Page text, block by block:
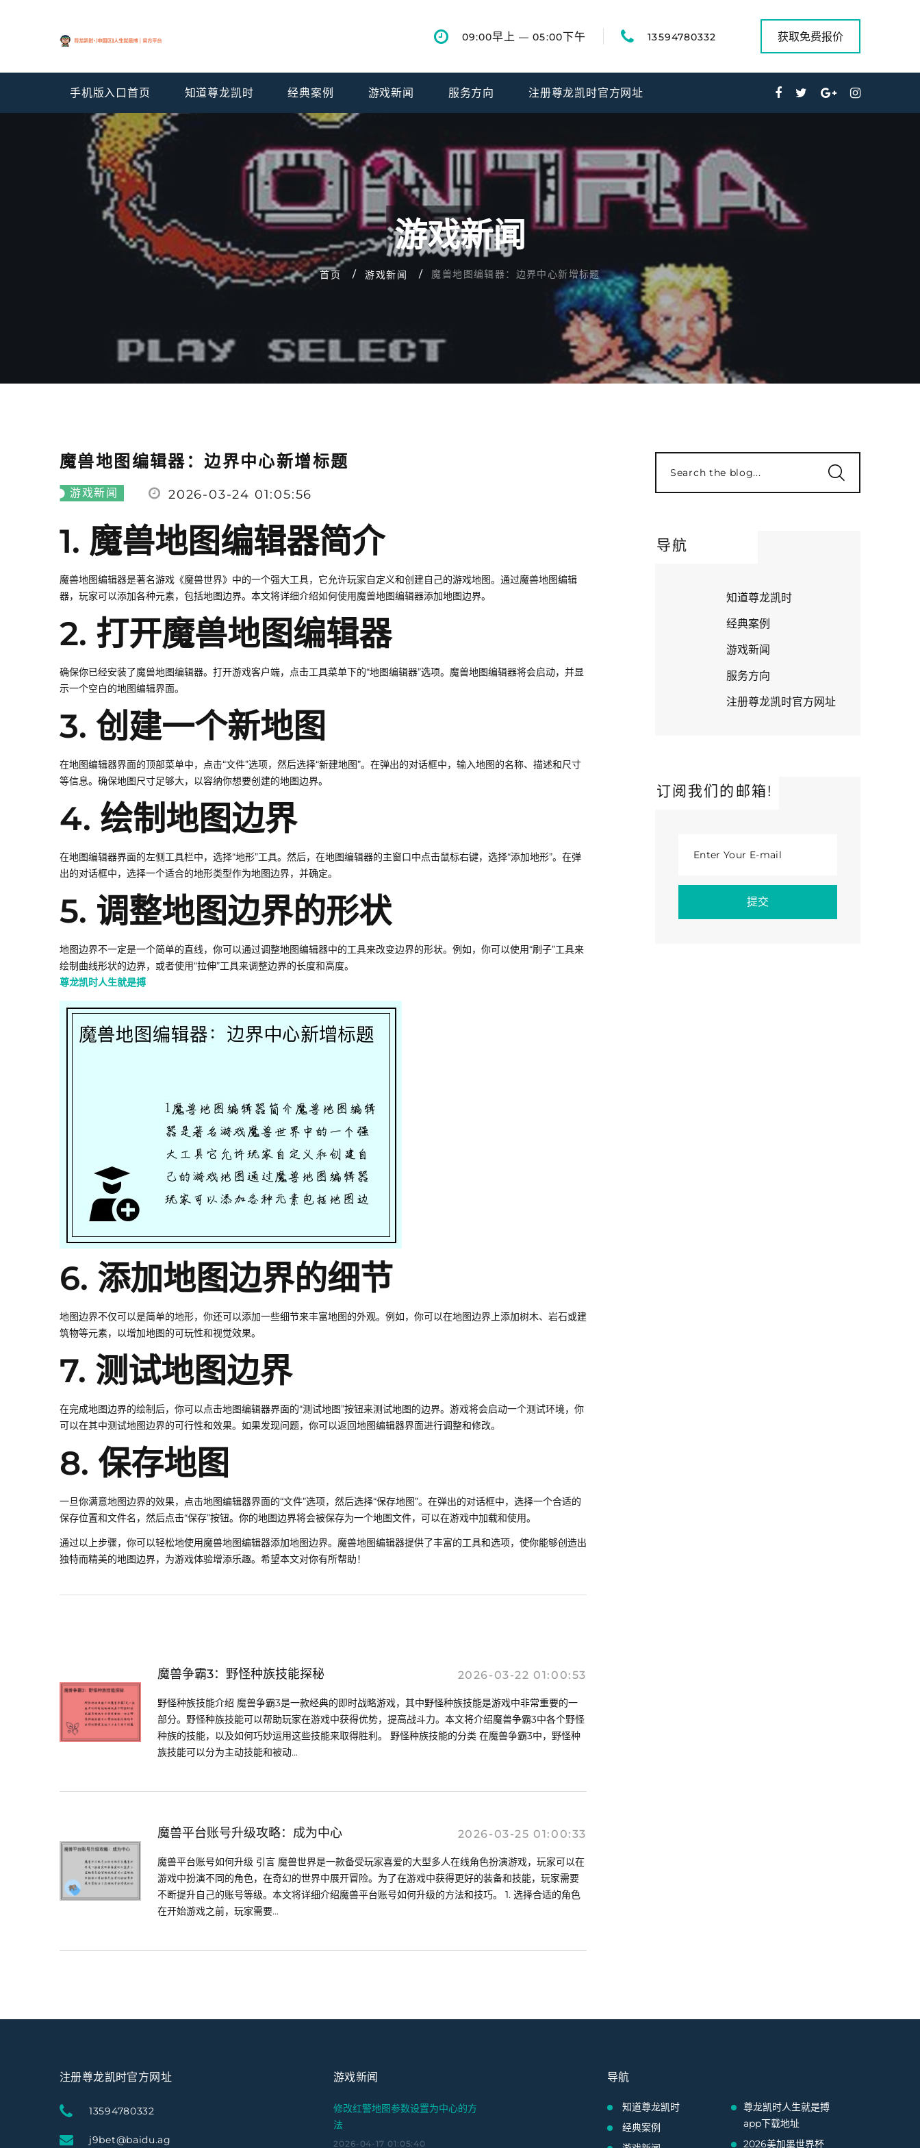
09:00早上 — 05:00下午 13594780332 获取免费报价
手机版入口首页 知道尊龙凯时 经典案例 游戏新闻 服务方向 注册尊龙凯时官方网址
游戏新闻
首页 游戏新闻 魔兽地图编辑器：边界中心新增标题
魔兽地图编辑器：边界中心新增标题
游戏新闻 2026-03-24 01:05:56
1. 魔兽地图编辑器简介
魔兽地图编辑器是著名游戏《魔兽世界》中的一个强大工具，它允许玩家自定义和创建自己的游戏地图。通过魔兽地图编辑
器，玩家可以添加各种元素，包括地图边界。本文将详细介绍如何使用魔兽地图编辑器添加地图边界。
2. 打开魔兽地图编辑器
确保你已经安装了魔兽地图编辑器。打开游戏客户端，点击工具菜单下的“地图编辑器”选项。魔兽地图编辑器将会启动，并显
示一个空白的地图编辑界面。
3. 创建一个新地图
在地图编辑器界面的顶部菜单中，点击“文件”选项，然后选择“新建地图”。在弹出的对话框中，输入地图的名称、描述和尺寸
等信息。确保地图尺寸足够大，以容纳你想要创建的地图边界。
4. 绘制地图边界
在地图编辑器界面的左侧工具栏中，选择“地形”工具。然后，在地图编辑器的主窗口中点击鼠标右键，选择“添加地形”。在弹
出的对话框中，选择一个适合的地形类型作为地图边界，并确定。
5. 调整地图边界的形状
地图边界不一定是一个简单的直线，你可以通过调整地图编辑器中的工具来改变边界的形状。例如，你可以使用“刷子”工具来
绘制曲线形状的边界，或者使用“拉伸”工具来调整边界的长度和高度。
尊龙凯时人生就是搏
6. 添加地图边界的细节
地图边界不仅可以是简单的地形，你还可以添加一些细节来丰富地图的外观。例如，你可以在地图边界上添加树木、岩石或建
筑物等元素，以增加地图的可玩性和视觉效果。
7. 测试地图边界
在完成地图边界的绘制后，你可以点击地图编辑器界面的“测试地图”按钮来测试地图的边界。游戏将会启动一个测试环境，你
可以在其中测试地图边界的可行性和效果。如果发现问题，你可以返回地图编辑器界面进行调整和修改。
8. 保存地图
一旦你满意地图边界的效果，点击地图编辑器界面的“文件”选项，然后选择“保存地图”。在弹出的对话框中，选择一个合适的
保存位置和文件名，然后点击“保存”按钮。你的地图边界将会被保存为一个地图文件，可以在游戏中加载和使用。
通过以上步骤，你可以轻松地使用魔兽地图编辑器添加地图边界。魔兽地图编辑器提供了丰富的工具和选项，使你能够创造出
独特而精美的地图边界，为游戏体验增添乐趣。希望本文对你有所帮助！
魔兽争霸3：野怪种族技能探秘 2026-03-22 01:00:53
野怪种族技能介绍 魔兽争霸3是一款经典的即时战略游戏，其中野怪种族技能是游戏中非常重要的一
部分。野怪种族技能可以帮助玩家在游戏中获得优势，提高战斗力。本文将介绍魔兽争霸3中各个野怪
种族的技能，以及如何巧妙运用这些技能来取得胜利。 野怪种族技能的分类 在魔兽争霸3中，野怪种
族技能可以分为主动技能和被动...
魔兽平台账号升级攻略：成为中心 2026-03-25 01:00:33
魔兽平台账号如何升级 引言 魔兽世界是一款备受玩家喜爱的大型多人在线角色扮演游戏，玩家可以在
游戏中扮演不同的角色，在奇幻的世界中展开冒险。为了在游戏中获得更好的装备和技能，玩家需要
不断提升自己的账号等级。本文将详细介绍魔兽平台账号如何升级的方法和技巧。 1. 选择合适的角色
在开始游戏之前，玩家需要...
Search the blog...
导航
知道尊龙凯时
经典案例
游戏新闻
服务方向
注册尊龙凯时官方网址
订阅我们的邮箱!
Enter Your E-mail
提交
注册尊龙凯时官方网址
13594780332
j9bet@baidu.ag
游戏新闻
修改红警地图参数设置为中心的方
法
2026-04-17 01:05:40
导航
知道尊龙凯时
经典案例
尊龙凯时人生就是搏
app下载地址
2026美加墨世界杯